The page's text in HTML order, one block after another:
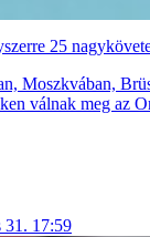
25
Moszkvában,
válnak meg az
31. 17:59